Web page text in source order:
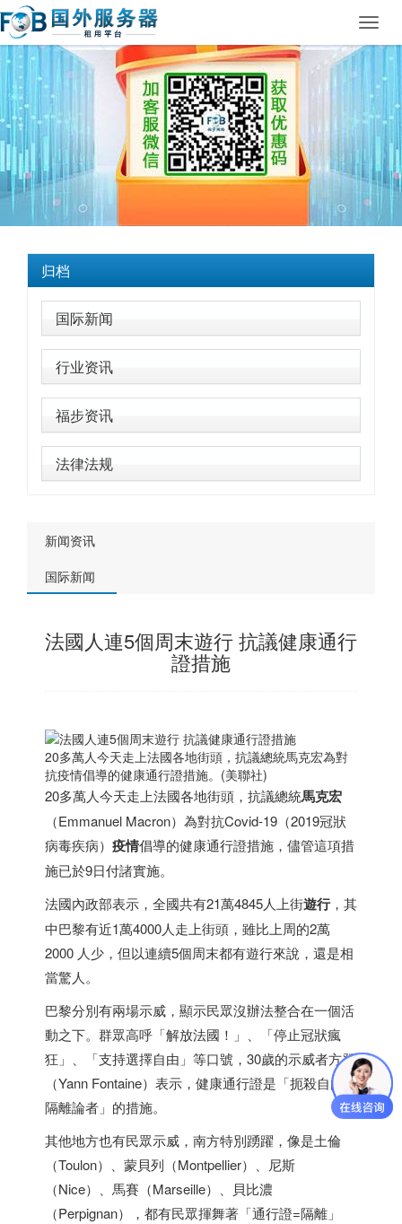
归档
国际新闻
行业资讯
福步资讯
法律法规
新闻资讯
国际新闻
法國人連5個周末遊行 抗議健康通行
證措施
20多萬人今天走上法國各地街頭，抗議總統馬克宏為對
抗疫情倡導的健康通行證措施。(美聯社)
20多萬人今天走上法國各地街頭，抗議總統馬克宏
（Emmanuel Macron）為對抗Covid-19（2019冠狀
病毒疾病） 疫情倡導的健康通行證措施，儘管這項措
施已於9日付諸實施。
法國內政部表示，全國共有21萬4845人上街遊行，其
中巴黎有近1萬4000人走上街頭，雖比上周的2萬
2000 人少，但以連續5個周末都有遊行來說，還是相
當驚人。
巴黎分別有兩場示威，顯示民眾沒辦法整合在一個活
動之下。群眾高呼「解放法國！」、「停止冠狀瘋
狂」、「支持選擇自由」等口號，30歲的示威者方登
（Yann Fontaine）表示，健康通行證是「扼殺自由、
隔離論者」的措施。
其他地方也有民眾示威，南方特別踴躍，像是土倫
（Toulon）、蒙貝列（Montpellier）、尼斯
（Nice）、馬賽（Marseille）、貝比濃
（Perpignan），都有民眾揮舞著「通行證=隔離」